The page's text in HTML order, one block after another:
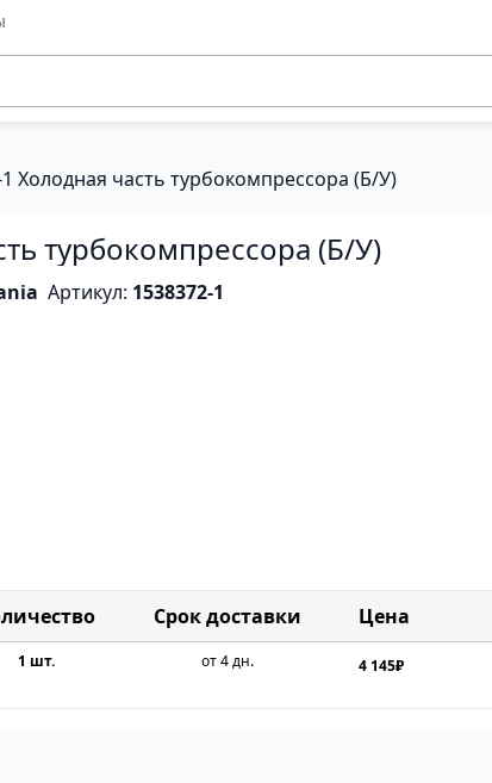
Холодная часть турбокомпрессора (Б/У)
турбокомпрессора (Б/У)
Артикул: 1538372-1
Срок доставки Цена
1 шт. от 4 дн. 4 145₽